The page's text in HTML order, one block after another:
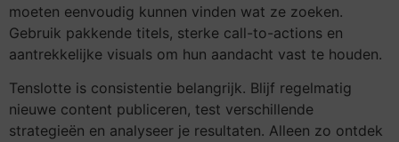
moeten eenvoudig kunnen vinden wat ze zoeken.
Gebruik pakkende titels, sterke call-to-actions en
aantrekkelijke visuals om hun aandacht vast te houden.
Tenslotte is consistentie belangrijk. Blijf regelmatig
nieuwe content publiceren, test verschillende
strategieën en analyseer je resultaten. Alleen zo ontdek